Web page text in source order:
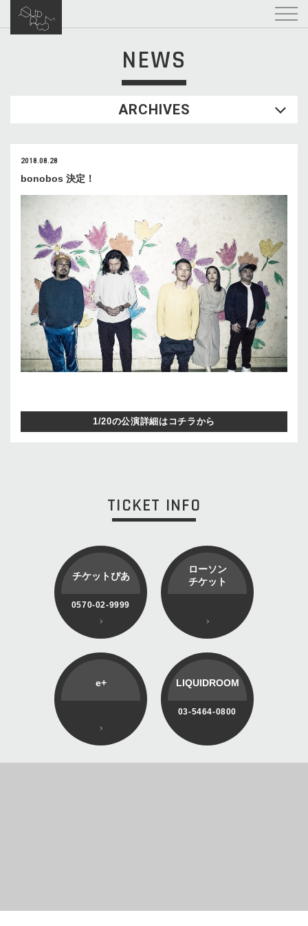
NEWS
ARCHIVES
2018.08.28
bonobos 決定！
1/20の公演詳細はコチラから
TICKET INFO
チケットぴあ
0570-02-9999
ローソン
チケット
e+ LIQUIDROOM
03-5464-0800